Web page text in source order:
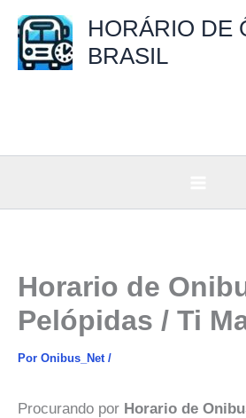
para
HORÁRIO DE
BRASIL
Horario de
Pelópidas / Ti
Por Onibus_Net /
Procurando por Horario de